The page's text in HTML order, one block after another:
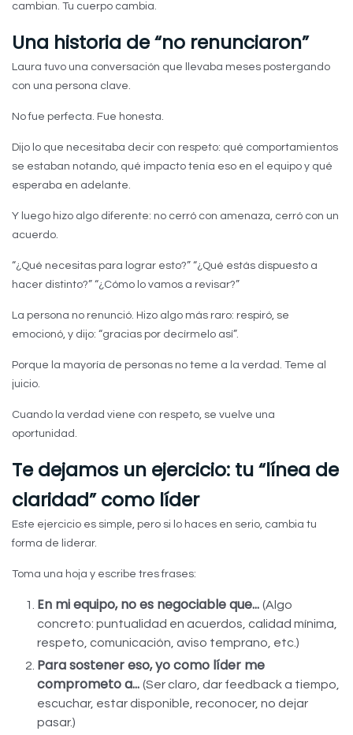
cambian. Tu cuerpo cambia.
Una historia de “no renunciaron”
Laura tuvo una conversación que llevaba meses postergando
con una persona clave.
No fue perfecta. Fue honesta.
Dijo lo que necesitaba decir con respeto: qué comportamientos
se estaban notando, qué impacto tenía eso en el equipo y qué
esperaba en adelante.
Y luego hizo algo diferente: no cerró con amenaza, cerró con un
acuerdo.
“¿Qué necesitas para lograr esto?” “¿Qué estás dispuesto a
hacer distinto?” “¿Cómo lo vamos a revisar?”
La persona no renunció. Hizo algo más raro: respiró, se
emocionó, y dijo: “gracias por decírmelo así”.
Porque la mayoría de personas no teme a la verdad. Teme al
juicio.
Cuando la verdad viene con respeto, se vuelve una
oportunidad.
Te dejamos un ejercicio: tu “línea de
claridad” como líder
Este ejercicio es simple, pero si lo haces en serio, cambia tu
forma de liderar.
Toma una hoja y escribe tres frases:
En mi equipo, no es negociable que… (Algo
concreto: puntualidad en acuerdos, calidad mínima,
respeto, comunicación, aviso temprano, etc.)
Para sostener eso, yo como líder me
comprometo a… (Ser claro, dar feedback a tiempo,
escuchar, estar disponible, reconocer, no dejar
pasar.)